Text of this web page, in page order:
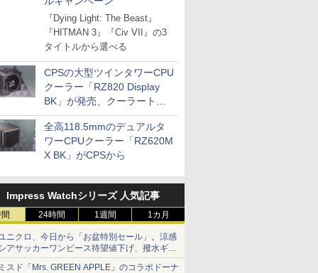
『Dying Light: The Beast』
『HITMAN 3』『Civ VII』の3
タイトルから選べる
CPSの大型ツインタワーCPU
クーラー「RZ820 Display
BK」が発売、クーラートッ
プに5インチ液晶搭載
全高118.5mmのデュアルタ
ワーCPUクーラー「RZ620M
X BK」がCPSから
Impress Watchシリーズ 人気記事
24時間 1週間 1カ月
ニクロ、今日から「お盆特別セール」。涼感
アサッカーワンピース待望値下げ、撥水ギア
ョーツは1990円に
スド「Mrs. GREEN APPLE」のコラボドーナ